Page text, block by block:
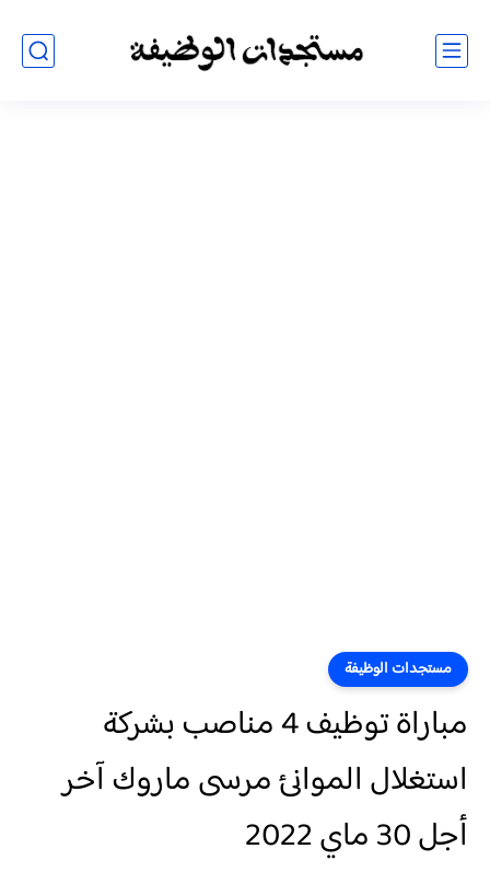
مستجدات الوظيفة
مباراة توظيف 4 مناصب بشركة
استغلال الموانئ مرسى ماروك آخر
أجل 30 ماي 2022